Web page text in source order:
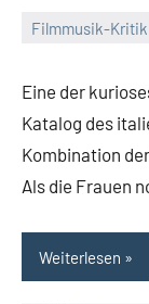
Filmmusik-Kritik
Eine der
Katalog des
Kombination
Als die Frauen
Weiterlesen